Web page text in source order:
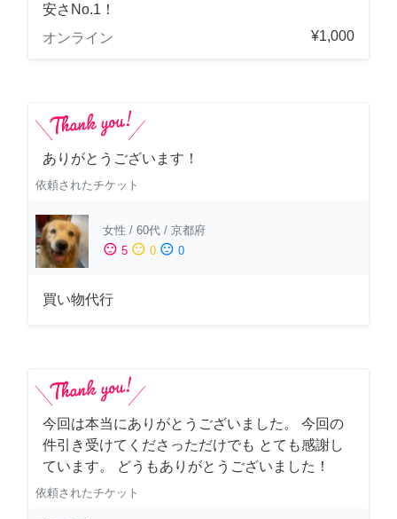
安さNo.1！
オンライン
¥1,000
ありがとうございます！
依頼されたチケット
女性 / 60代 / 京都府
sentiment_satisfied 5 sentiment_neutral 0 sentiment_dissatisfied 0
買い物代行
今回は本当にありがとうございました。 今回の
件引き受けてくださっただけでも とても感謝し
ています。 どうもありがとうございました！
依頼されたチケット